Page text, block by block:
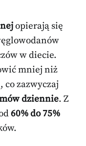
opierają się
w diecie.
mniej niż
co zazwyczaj
dziennie. Z
60% do 75%